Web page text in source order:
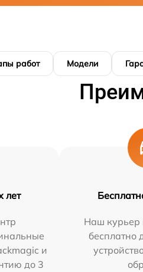
работ Модели
лет
и
до 3
Наш курьер
бесплатно